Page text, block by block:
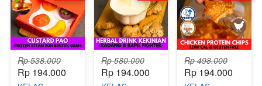
Rp 538.000
Rp 194.000
Rp 580.000
Rp 194.000
Rp 498.000
Rp 194.000